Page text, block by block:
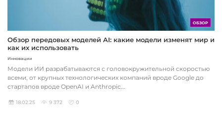
ОБЗОР
Обзор передовых моделей AI: какие модели изменят мир и
как их использовать
Инновации
Модели ИИ разрабатываются с головокружительной скоростью
всеми, от крупных технологических компаний вроде Google до
стартапов вроде OpenAI и Anthropic...
18.02.25 9 372 0